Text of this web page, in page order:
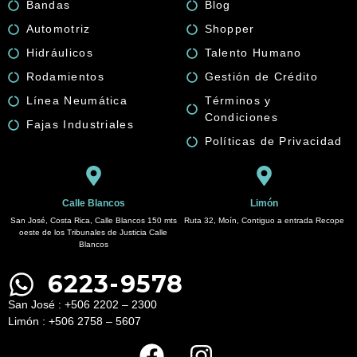
Bandas
Automotriz
Hidráulicos
Rodamientos
Línea Neumática
Fajas Industriales
Blog
Shopper
Talento Humano
Gestión de Crédito
Términos y
Condiciones
Políticas de Privacidad
Calle Blancos
San José, Costa Rica, Calle Blancos 150 mts
oeste de los Tribunales de Justicia Calle
Blancos
Limón
Ruta 32, Moín, Contiguo a entrada Recope
6223-9578
San José : +506 2202 – 2300
Limón : +506 2758 – 5607